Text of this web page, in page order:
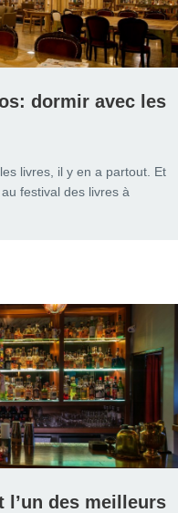
dormir avec les
livres, il y en a partout. Et
festival des livres à
l’un des meilleurs